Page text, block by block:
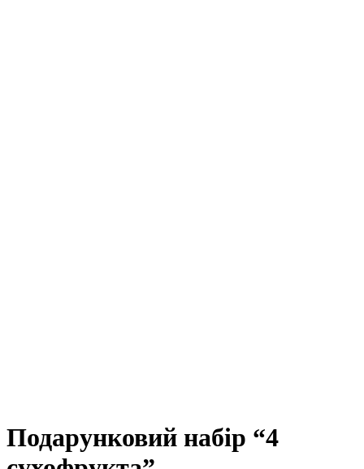
Подарунковий набір “4